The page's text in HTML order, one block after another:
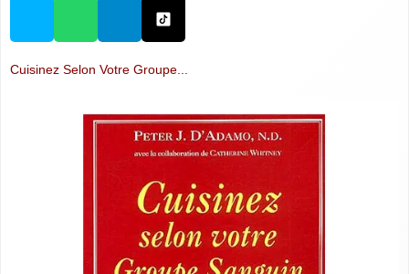
Cuisinez Selon Votre Groupe...